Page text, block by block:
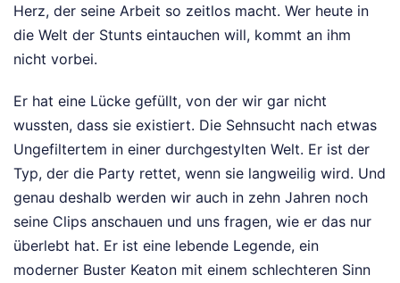
Herz, der seine Arbeit so zeitlos macht. Wer heute in
die Welt der Stunts eintauchen will, kommt an ihm
nicht vorbei.
Er hat eine Lücke gefüllt, von der wir gar nicht
wussten, dass sie existiert. Die Sehnsucht nach etwas
Ungefiltertem in einer durchgestylten Welt. Er ist der
Typ, der die Party rettet, wenn sie langweilig wird. Und
genau deshalb werden wir auch in zehn Jahren noch
seine Clips anschauen und uns fragen, wie er das nur
überlebt hat. Er ist eine lebende Legende, ein
moderner Buster Keaton mit einem schlechteren Sinn